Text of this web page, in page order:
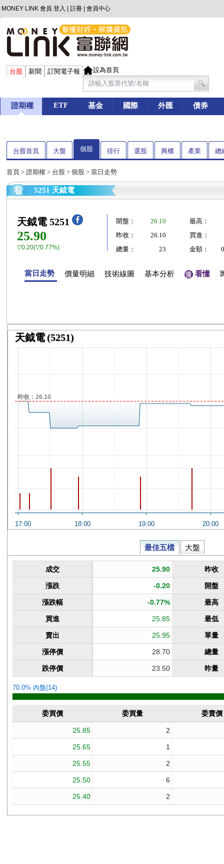
MONEY LINK 會員 登入 註冊 會員中心
台股 新聞 訂閱電子報 設為首頁
證期權 ETF 基金 國際 外匯 債券
台股首頁 大盤 個股 排行 選股 興櫃 產業 總
首頁 > 證期權 > 台股 > 個股 > 當日走勢
5251 天鉞電
天鉞電 5251
25.90
▽0.20(▽0.77%)
開盤： 26.10
最高：
昨收：
26.10
買進：
總量：
23 金額：
當日走勢 價量明細 技術線圖 基本分析 看懂